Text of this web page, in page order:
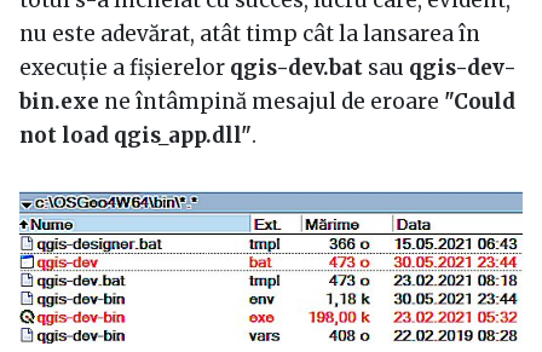
nu este adevărat, atât timp cât la lansarea în
execuție a fișierelor qgis-dev.bat sau qgis-dev-
bin.exe ne întâmpină mesajul de eroare "Could
not load qgis_app.dll".